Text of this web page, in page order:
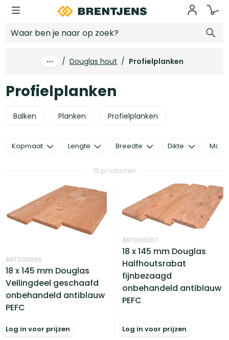
Ga naar hoofdinhoud
/ Douglas hout / Profielplanken
Profielplanken
Balken Planken Profielplanken
10 producten
ART000066
18 x 145 mm Douglas
Vellingdeel geschaafd
onbehandeld antiblauw
PEFC
Log in voor prijzen
ART000067
18 x 145 mm Douglas
Halfhoutsrabat
fijnbezaagd
onbehandeld antiblauw
PEFC
Log in voor prijzen
Kopmaat Lengte Breedte Dikte